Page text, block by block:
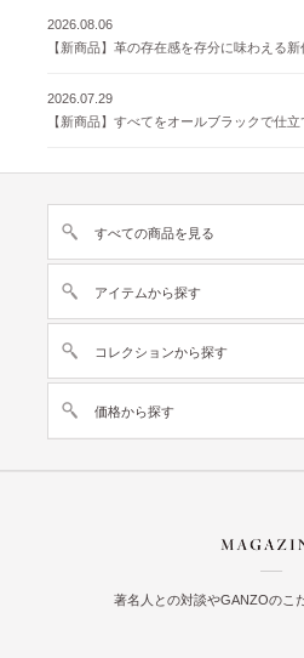
2026.08.06
【新商品】革の存在感を存分に味わえる
2026.07.29
すべての商品を見る
アイテムから探す
コレクションから探す
価格から探す
著名人との対談やGANZOのこ